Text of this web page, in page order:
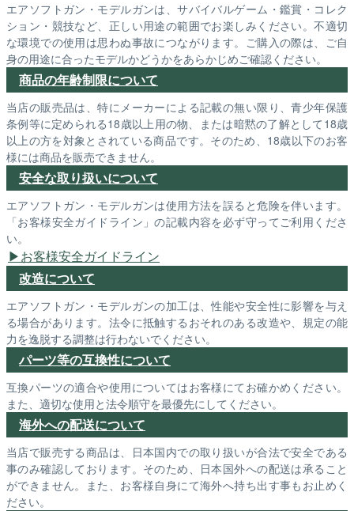
エアソフトガン・モデルガンは、サバイバルゲーム・鑑賞・コレク
ション・競技など、正しい用途の範囲でお楽しみください。不適切
な環境での使用は思わぬ事故につながります。ご購入の際は、ご自
身の用途に合ったモデルかどうかをあらかじめご確認ください。
商品の年齢制限について
当店の販売品は、特にメーカーによる記載の無い限り、青少年保護
条例等に定められる18歳以上用の物、または暗黙の了解として18歳
以上の方を対象とされている商品です。そのため、18歳以下のお客
様には商品を販売できません。
安全な取り扱いについて
エアソフトガン・モデルガンは使用方法を誤ると危険を伴います。
「お客様安全ガイドライン」の記載内容を必ず守ってご利用くださ
い。
お客様安全ガイドライン
改造について
エアソフトガン・モデルガンの加工は、性能や安全性に影響を与え
る場合があります。法令に抵触するおそれのある改造や、規定の能
力を逸脱する調整は行わないでください。
パーツ等の互換性について
互換パーツの適合や使用についてはお客様にてお確かめください。
また、適切な使用と法令順守を最優先にしてください。
海外への配送について
当店で販売する商品は、日本国内での取り扱いが合法で安全である
事のみ確認しております。そのため、日本国外への配送は承ること
ができません。また、お客様自身にて海外へ持ち出す事もお止めく
ださい。